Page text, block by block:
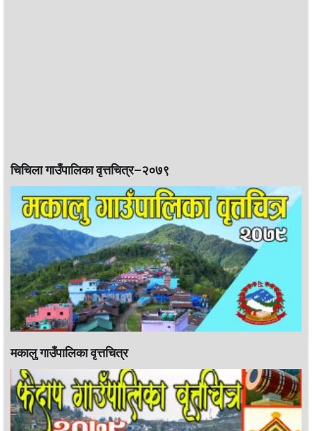
चिचिला गाउँपालिका वृत्तचित्र–२०७९
मकालु गाउँपालिका वृत्तचित्र